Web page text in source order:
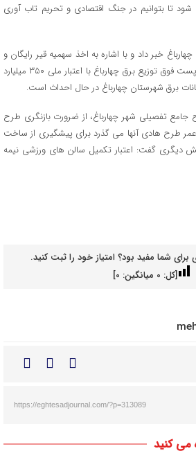
تا بتوانیم در جنگ اقتصادی و تحریم تاب آوری
خبر داد و با اشاره به اخذ سهمیه قیر رایگان و
اعتبار ملی ۱۴۰۵ و تصریح کرد: پست فوق توزیع برق چهارباغ با اعتبار ملی ۳۵۰ میلیارد
برق شهرستان چهارباغ در حال احداث است.
تفصیلی شهر چهارباغ، از ضرورت بازنگری طرح
که ۱۰ سال از عمر طرح هادی آنها می گذرد برای پیشگیری از ساخت
دیگری گفت: اعتبار تکمیل سالن های ورزشی نیمه
برای شما مفید بود؟ امتیاز خود را ثبت کنید.
[کل: 0میانگین: 0
]
https://eghtesadjournal.com/?p=313089
می کنید